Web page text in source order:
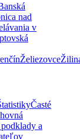
nad
v
Želiezovce
Časté
a